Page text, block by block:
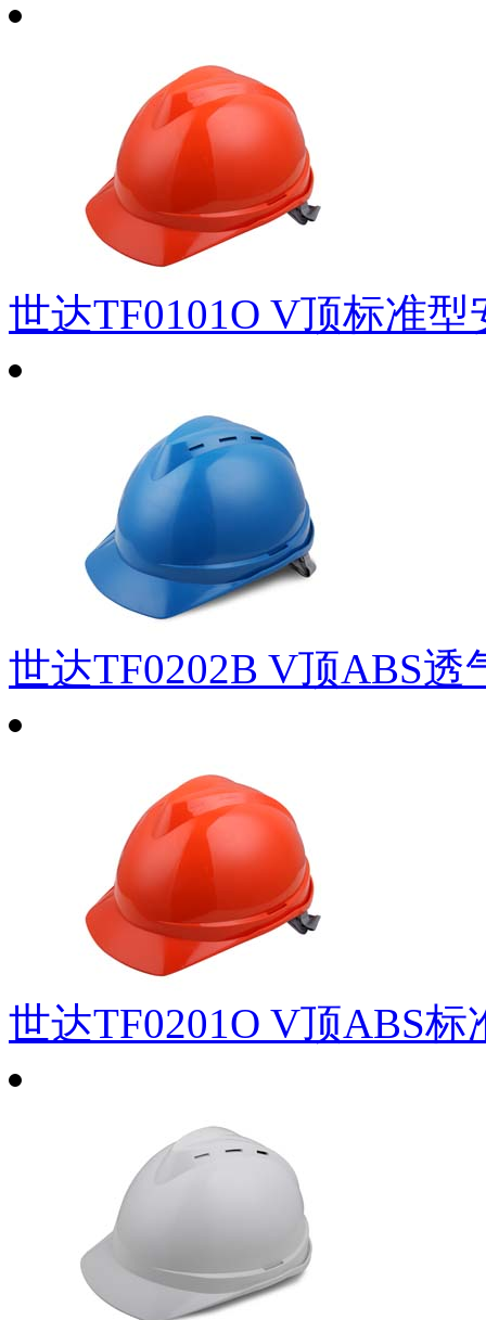
世达TF0101O V顶标准
世达TF0202B V顶ABS透
世达TF0201O V顶ABS